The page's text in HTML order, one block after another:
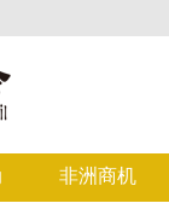
非洲商机